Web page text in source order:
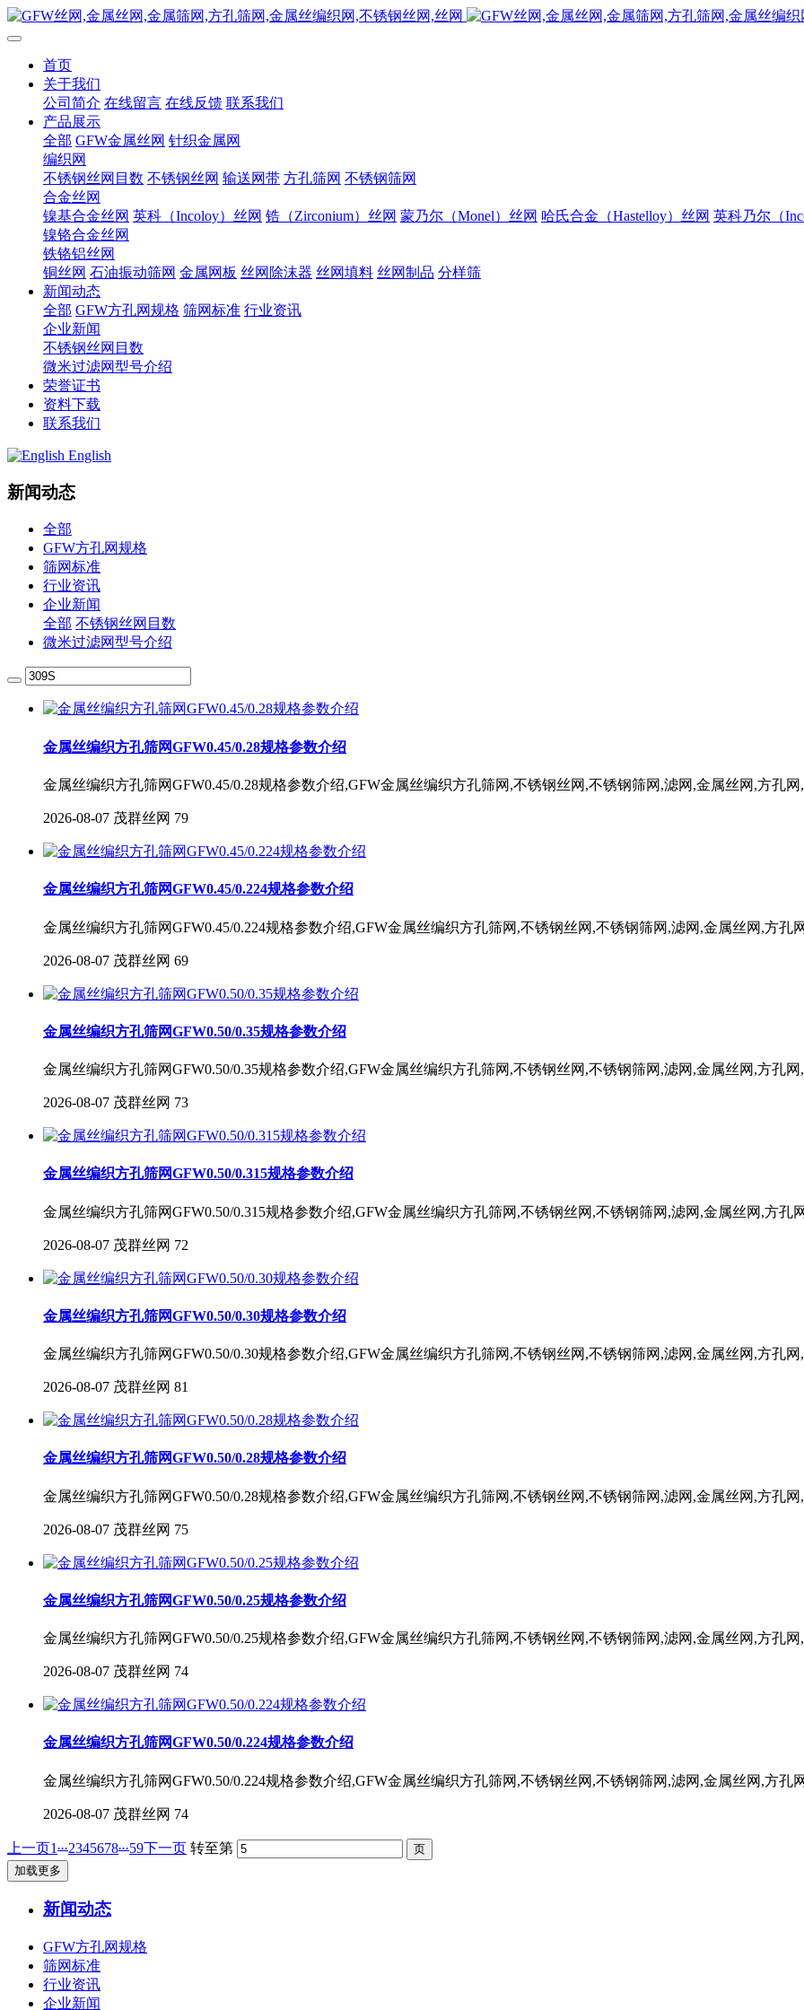
首页
关于我们
公司简介 在线留言 在线反馈 联系我们
产品展示
全部 GFW金属丝网 针织金属网
编织网
不锈钢丝网目数 不锈钢丝网 输送网带 方孔筛网 不锈钢筛网
合金丝网
镍基合金丝网 英科（Incoloy）丝网 锆（Zirconium）丝网 蒙乃尔（Monel）丝网 哈氏合金（Hastelloy）丝网 英科乃尔（
镍铬合金丝网
铁铬铝丝网
铜丝网 石油振动筛网 金属网板 丝网除沫器 丝网填料 丝网制品 分样筛
新闻动态
全部 GFW方孔网规格 筛网标准 行业资讯
企业新闻
不锈钢丝网目数
微米过滤网型号介绍
荣誉证书
资料下载
联系我们
English
新闻动态
全部
GFW方孔网规格
筛网标准
行业资讯
企业新闻
全部 不锈钢丝网目数
微米过滤网型号介绍
金属丝编织方孔筛网GFW0.45/0.28规格参数介绍
金属丝编织方孔筛网GFW0.45/0.28规格参数介绍,GFW金属丝编织方孔筛网,不锈钢丝网,不锈钢筛网,滤网,金属丝网,方孔网
2026-08-07 茂群丝网 79
金属丝编织方孔筛网GFW0.45/0.224规格参数介绍
金属丝编织方孔筛网GFW0.45/0.224规格参数介绍,GFW金属丝编织方孔筛网,不锈钢丝网,不锈钢筛网,滤网,金属丝网,方孔
2026-08-07 茂群丝网 69
金属丝编织方孔筛网GFW0.50/0.35规格参数介绍
金属丝编织方孔筛网GFW0.50/0.35规格参数介绍,GFW金属丝编织方孔筛网,不锈钢丝网,不锈钢筛网,滤网,金属丝网,方孔网
2026-08-07 茂群丝网 73
金属丝编织方孔筛网GFW0.50/0.315规格参数介绍
金属丝编织方孔筛网GFW0.50/0.315规格参数介绍,GFW金属丝编织方孔筛网,不锈钢丝网,不锈钢筛网,滤网,金属丝网,方孔
2026-08-07 茂群丝网 72
金属丝编织方孔筛网GFW0.50/0.30规格参数介绍
金属丝编织方孔筛网GFW0.50/0.30规格参数介绍,GFW金属丝编织方孔筛网,不锈钢丝网,不锈钢筛网,滤网,金属丝网,方孔网
2026-08-07 茂群丝网 81
金属丝编织方孔筛网GFW0.50/0.28规格参数介绍
金属丝编织方孔筛网GFW0.50/0.28规格参数介绍,GFW金属丝编织方孔筛网,不锈钢丝网,不锈钢筛网,滤网,金属丝网,方孔网
2026-08-07 茂群丝网 75
金属丝编织方孔筛网GFW0.50/0.25规格参数介绍
金属丝编织方孔筛网GFW0.50/0.25规格参数介绍,GFW金属丝编织方孔筛网,不锈钢丝网,不锈钢筛网,滤网,金属丝网,方孔网
2026-08-07 茂群丝网 74
金属丝编织方孔筛网GFW0.50/0.224规格参数介绍
金属丝编织方孔筛网GFW0.50/0.224规格参数介绍,GFW金属丝编织方孔筛网,不锈钢丝网,不锈钢筛网,滤网,金属丝网,方孔
2026-08-07 茂群丝网 74
上一页1...2345678...59下一页 转至第
加载更多
新闻动态
GFW方孔网规格
筛网标准
行业资讯
企业新闻